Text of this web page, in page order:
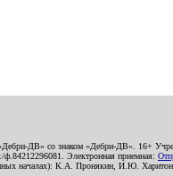
«Дебри-ДВ» со знаком «Дебри-ДВ».
ф.84212296081. Электронная приемная:
началах): К.А. Пронякин,